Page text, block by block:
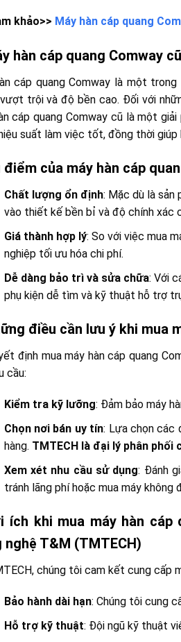
khảo>> Máy hàn cáp quang
hàn cáp quang Comway
cáp quang Comway là một
trội và độ bền cao. Đối với
cáp quang Comway cũ là một
suất làm việc tốt, đồng thời
điểm của máy hàn cáp
Chất lượng ổn định: Mặc dù là sản
vào thiết kế bền bỉ và độ chính xác
Giá thành hợp lý: So với việc mua
nghiệp tối ưu hóa chi phí.
Dễ dàng bảo trì và sửa chữa: Với
phụ kiện dễ tìm và kỹ thuật hỗ trợ
điều cần lưu ý khi mua
định mua máy hàn cáp quang
cầu:
Kiểm tra kỹ lưỡng: Đảm bảo máy
Chọn nơi bán uy tín: Lựa chọn các
hàng. TMTECH là đại lý phân
Xem xét nhu cầu sử dụng: Đánh
tránh lãng phí hoặc mua máy không
ích khi mua máy hàn cáp
nghệ T&M (TMTECH)
chúng tôi cam kết cung cấp
Bảo hành dài hạn: Chúng tôi cung
Hỗ trợ kỹ thuật: Đội ngũ kỹ thuật